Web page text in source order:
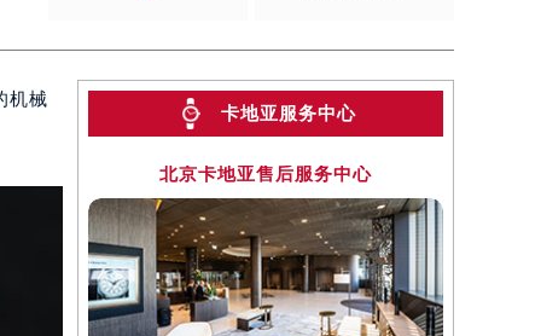
机械
卡地亚服务中心
北京卡地亚售后服务中心